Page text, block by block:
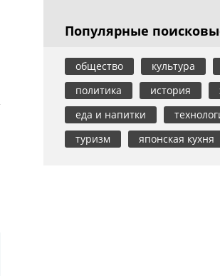
Популярные
общество культура
политика
история
еда и напитки
туризм
японская кухня